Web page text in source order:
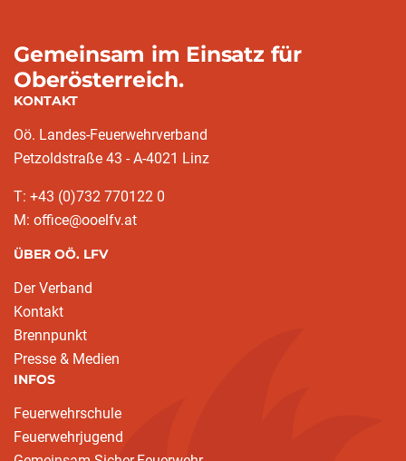
Gemeinsam im Einsatz für
Oberösterreich.
KONTAKT
Oö. Landes-Feuerwehrverband
Petzoldstraße 43 - A-4021 Linz
T: +43 (0)732 770122 0
M: office@ooelfv.at
ÜBER OÖ. LFV
Der Verband
Kontakt
Brennpunkt
Presse & Medien
INFOS
Feuerwehrschule
Feuerwehrjugend